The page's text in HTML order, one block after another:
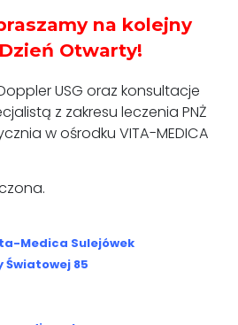
na kolejny
Otwarty!
USG oraz konsultacje
z zakresu leczenia PNŻ
w ośrodku VITA-MEDICA
Medica Sulejówek
Światowej 85